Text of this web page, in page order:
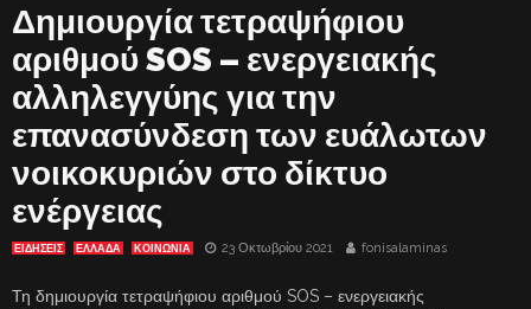
Δημιουργία τετραψήφιου
αριθμού SOS – ενεργειακής
αλληλεγγύης για την
επανασύνδεση των ευάλωτων
νοικοκυριών στο δίκτυο
ενέργειας
ΕΙΔΗΣΕΙΣ ΕΛΛΑΔΑ ΚΟΙΝΩΝΙΑ 23 Οκτωβρίου 2021 fonisalaminas
Τη δημιουργία τετραψήφιου αριθμού SOS – ενεργειακής